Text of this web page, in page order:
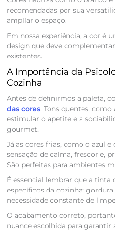
recomendadas por sua
ampliar o espaço.
Em nossa experiência, a cor é
design que deve
existentes.
A Importância da
Cozinha
Antes de definirmos a paleta,
das cores. Tons quentes, como
estimular o apetite e a
gourmet.
Já as cores frias, como o azul
sensação de calma, frescor e,
São perfeitas para ambientes
É essencial lembrar que a tinta
específicos da cozinha:
necessidade constante de
O acabamento correto,
nuance escolhida para garantir